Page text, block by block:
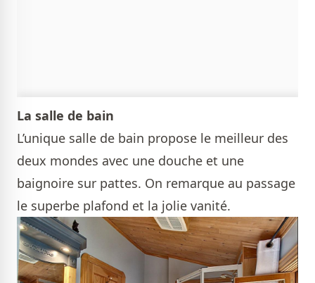
La salle de bain
L’unique salle de bain propose le meilleur des
deux mondes avec une douche et une
baignoire sur pattes. On remarque au passage
le superbe plafond et la jolie vanité.